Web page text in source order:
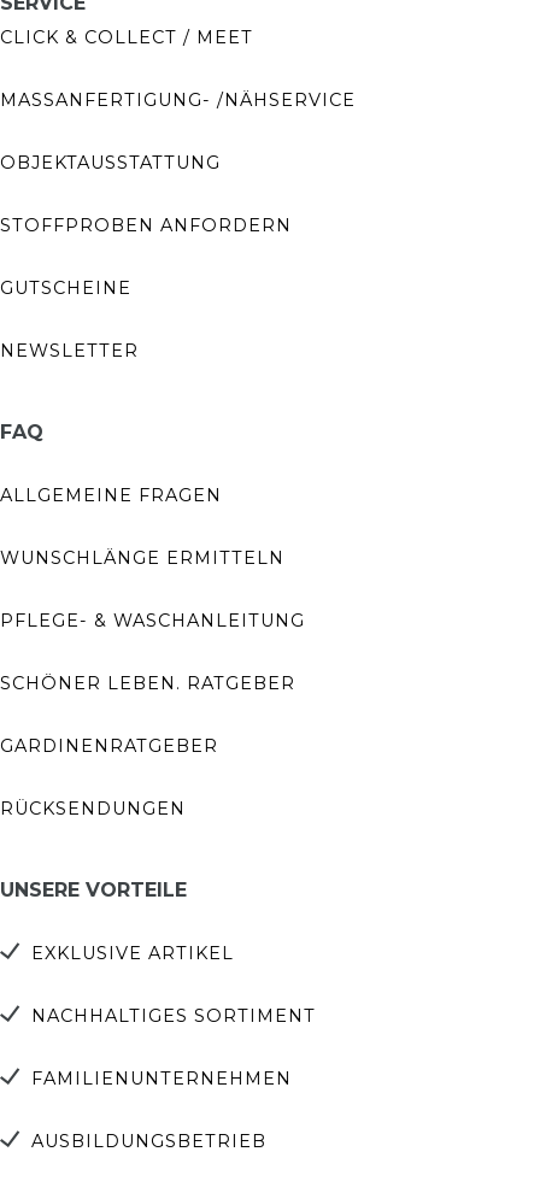
CLICK & COLLECT / MEET
MASSANFERTIGUNG- /NÄHSERVICE
OBJEKTAUSSTATTUNG
STOFFPROBEN ANFORDERN
GUTSCHEINE
NEWSLETTER
FAQ
ALLGEMEINE FRAGEN
WUNSCHLÄNGE ERMITTELN
PFLEGE- & WASCHANLEITUNG
SCHÖNER LEBEN. RATGEBER
GARDINENRATGEBER
RÜCKSENDUNGEN
UNSERE VORTEILE
EXKLUSIVE ARTIKEL
NACHHALTIGES SORTIMENT
FAMILIENUNTERNEHMEN
AUSBILDUNGSBETRIEB